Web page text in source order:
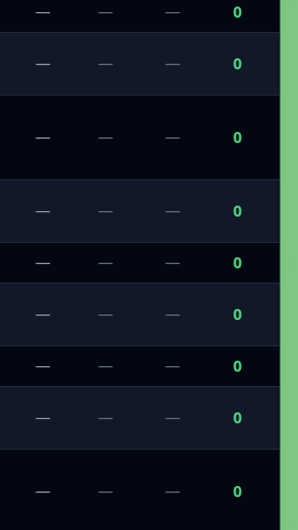
— — — 0
— — — 0
— — — 0
— — — 0
— — — 0
— — — 0
— — — 0
— — — 0
— — — 0